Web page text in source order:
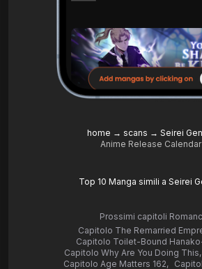
home → scans → Seirei
Anime Release
Top 10 Manga simili a Seirei
Prossimi capitoli
Capitolo The Remarried
Capitolo Toilet-Bound
Capitolo Why Are You Doing
Capitolo Age Matters 162,